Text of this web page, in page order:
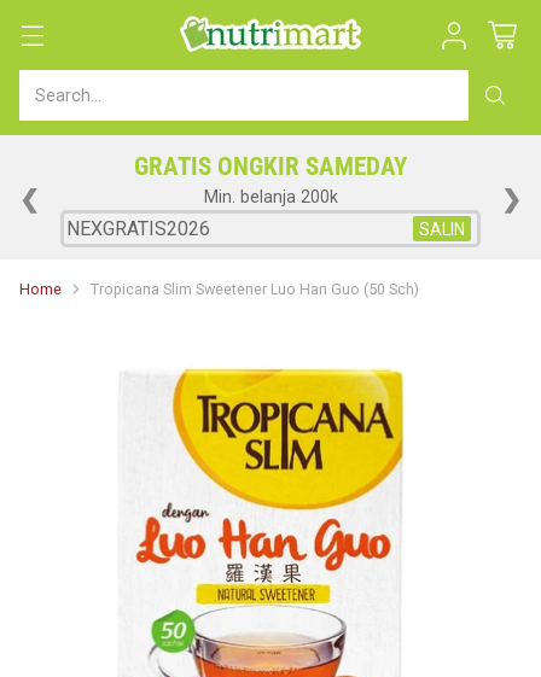
Search…
GRATIS ONGKIR SAMEDAY
Min. belanja 200k
SALIN
❮ ❯
Home Tropicana Slim Sweetener Luo Han Guo (50 Sch)